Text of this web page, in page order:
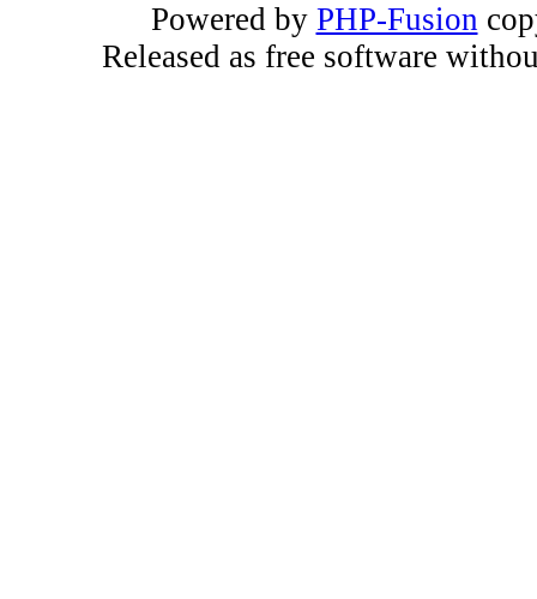
Powered by PHP-Fusion
Released as free software